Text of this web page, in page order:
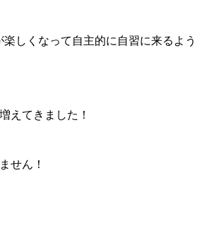
しくなって自主的に自習に来るよ
えてきました！
せん！